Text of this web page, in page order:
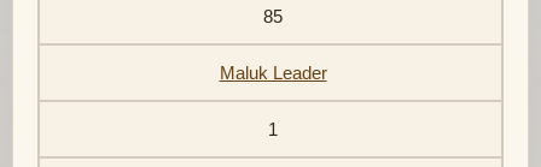
85
Maluk Leader
1